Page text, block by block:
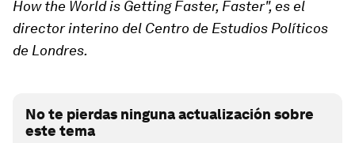
How the World is Getting Faster, Faster", es el
director interino del Centro de Estudios Políticos
de Londres.
No te pierdas ninguna actualización sobre
este tema